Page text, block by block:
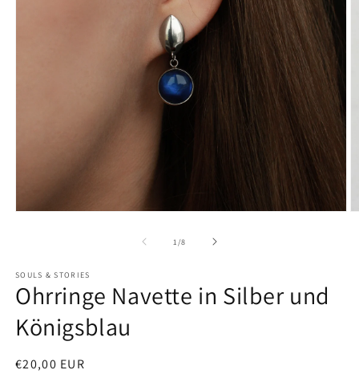
1 /von
8
SOULS & STORIES
Ohrringe Navette in Silber und
Königsblau
Normaler
€20,00 EUR